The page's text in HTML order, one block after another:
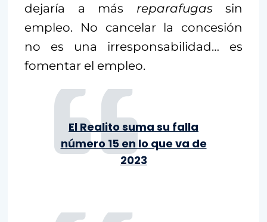
dejaría a más reparafugassin
empleo. No cancelar la concesión
no es una irresponsabilidad… es
fomentar el empleo.
El Realito suma su falla
número 15 en lo que va de
2023